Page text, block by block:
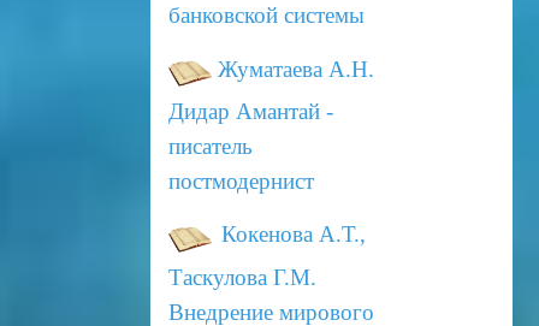
банковской системы
Жуматаева А.Н.
Дидар Амантай -
писатель
постмодернист
Кокенова А.Т.,
Таскулова Г.М.
Внедрение мирового